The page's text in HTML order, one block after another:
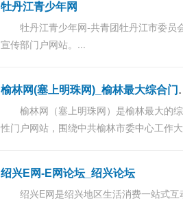
与论坛...
牡丹江青少年网
牡丹江青少年网-共青团牡丹江市委员
宣传部门户网站。...
林网(塞上
榆林网（塞上明珠网）是榆林最大的
性门户网站，围绕中共榆林市委中心工作大
讲好榆林...
绍兴E网-E网论坛_绍兴论坛
绍兴E网是绍兴地区生活消费一站式互